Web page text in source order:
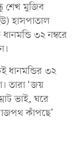
শেখ মুজিব
হাসপাতাল
৩২ নম্বরে
ধানমন্ডির ৩২
তারা ‘জয়
ভাই, ঘরে
কাঁপছে’